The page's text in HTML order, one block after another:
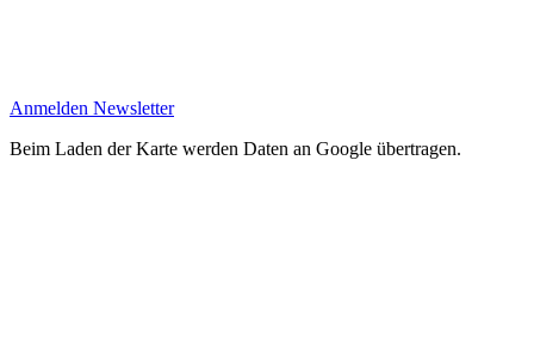
Anmelden Newsletter
Beim Laden der Karte werden Daten an Google übertragen.